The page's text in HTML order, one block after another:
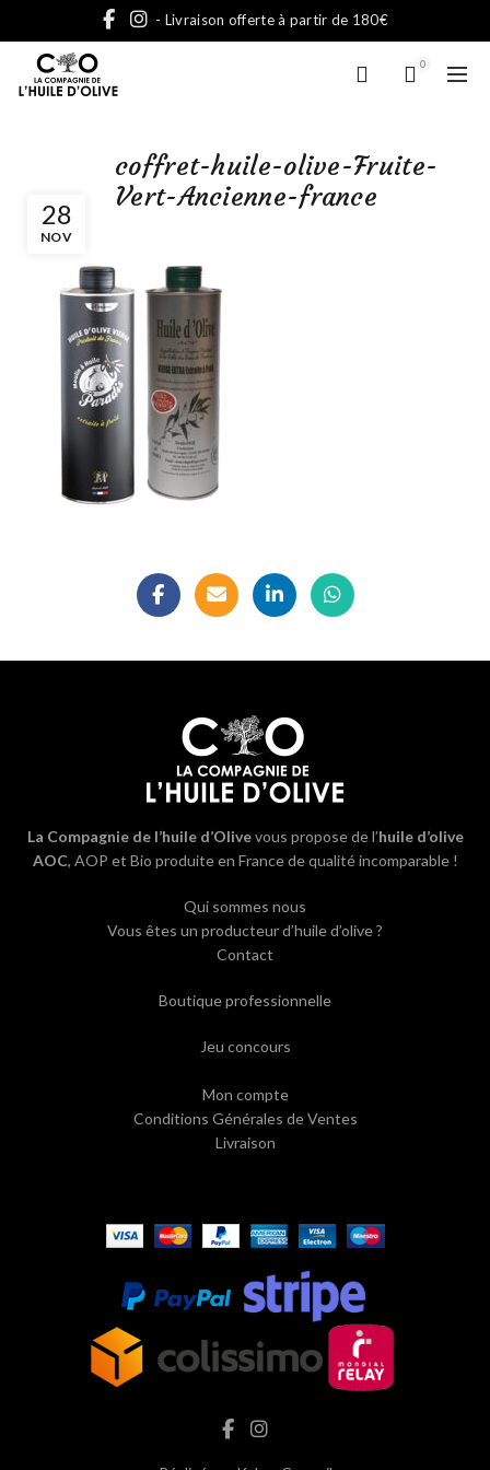
- Livraison offerte à partir de 180€
0
28
NOV
coffret-huile-olive-Fruite-
Vert-Ancienne-france
La Compagnie de l’huile d’Olivevous propose de l’huile d’olive
AOC, AOP et Bio produite en France de qualité incomparable !
Qui sommes nous
Vous êtes un producteur d’huile d’olive ?
Contact
Boutique professionnelle
Jeu concours
Mon compte
Conditions Générales de Ventes
Livraison